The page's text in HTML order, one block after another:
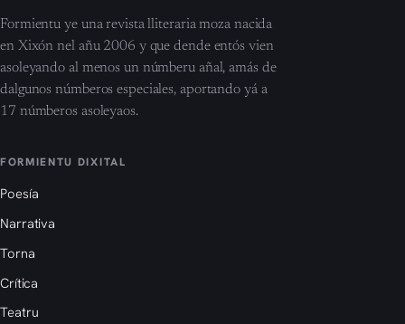
Formientu ye una revista lliteraria moza nacida
en Xixón nel añu 2006 y que dende entós vien
asoleyando al menos un númberu añal, amás de
dalgunos númberos especiales, aportando yá a
17 númberos asoleyaos.
FORMIENTU DIXITAL
Poesía
Narrativa
Torna
Crítica
Teatru